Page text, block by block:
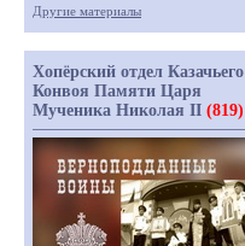
Другие материалы
Хопёрский отдел Казачьего
Конвоя Памяти Царя
Мученика Николая II (819)